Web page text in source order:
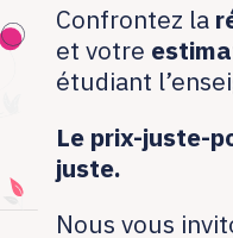
Confrontez la
et votre
étudiant
Le prix-juste-
juste.
Nous vous